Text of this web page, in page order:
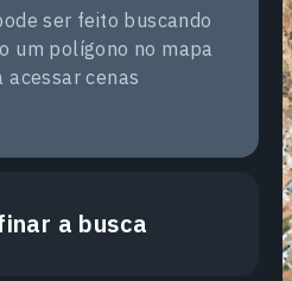
ser feito buscando
um polígono no mapa
acessar cenas
a busca